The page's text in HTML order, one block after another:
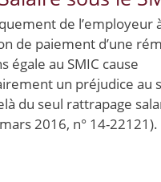
de l’employeur
de paiement d’une
égale au SMIC cause
un préjudice au
du seul rattrapage
2016, n° 14-22121).